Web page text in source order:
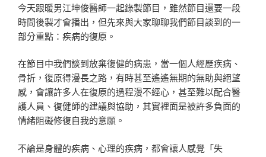
今天跟暖男江坤俊醫師一起錄製節目，雖然節目還要一段
時間後製才會播出，但先來與大家聊聊我們節目談到的一
部分重點：疾病的復原。
在節目中我們談到放棄復健的病患，當一個人經歷疾病、
骨折，復原得漫長之路，有時甚至遙遙無期的無助與絕望
感，會讓許多人在復原的過程漫不經心，甚至難以配合醫
護人員、復健師的建議與協助，其實裡面是被許多負面的
情緒阻礙修復自我的意願。
不論是身體的疾病、心理的疾病，都會讓人感覺「失